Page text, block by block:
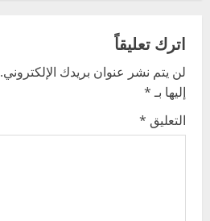
v
i
g
اترك تعليقاً
لن يتم نشر عنوان بريدك الإلكتروني.
إليها بـ*
التعليق *